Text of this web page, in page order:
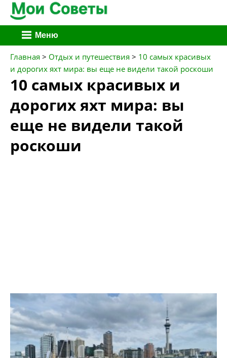
Перейти
к
содержимому
Меню
Главная > Отдых и путешествия > 10 самых красивых
и дорогих яхт мира: вы еще не видели такой роскоши
10 самых красивых и
дорогих яхт мира: вы
еще не видели такой
роскоши